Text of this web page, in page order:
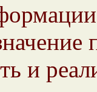
и